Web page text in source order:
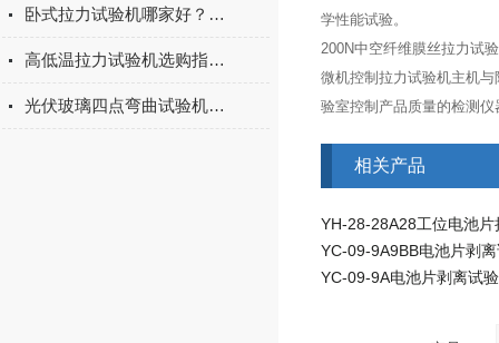
卧式拉力试验机哪家好？2026年国产实力厂家实测推荐
高低温拉力试验机选购指南：聚焦上海宇涵的技术实力与可靠方案
光伏玻璃四点弯曲试验机的重要性
学性能试验。
200N中空纤维膜丝拉力试
微机控制拉力试验机主机
验室控制产品质量的检测仪
相关产品
YC-09-9A9BB电池片剥
YC-09-9A电池片剥离试